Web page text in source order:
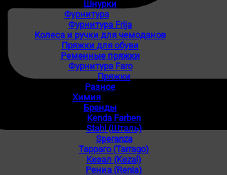
Шнурки
Фурнитура
Фурнитура Frija
Колеса и ручки для чемоданов
Пряжки для обуви
Ременные пряжки
Фурнитура Faro
Пряжки
Разное
Химия
Бренды
Kenda Farben
Stahl (Шталь)
Speranza
Тарраго (Tarrago)
Кезал (Kezal)
Рениа (Renia)